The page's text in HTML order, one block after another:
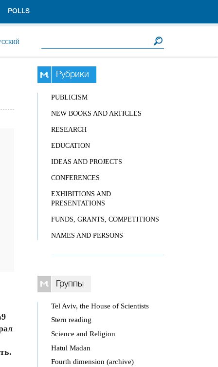
POLLS
Рубрики
PUBLICISM
NEW BOOKS AND ARTICLES
RESEARCH
EDUCATION
IDEAS AND PROJECTS
CONFERENCES
EXHIBITIONS AND
PRESENTATIONS
FUNDS, GRANTS, COMPETITIONS
NAMES AND PERSONS
Группы
Tel Aviv, the House of Scientists
Stern reading
Science and Religion
Hatul Madan
Fourth dimension (archive)